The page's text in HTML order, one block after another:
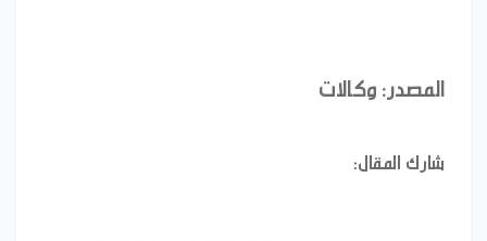
المصدر: وكالات
شارك المقال: